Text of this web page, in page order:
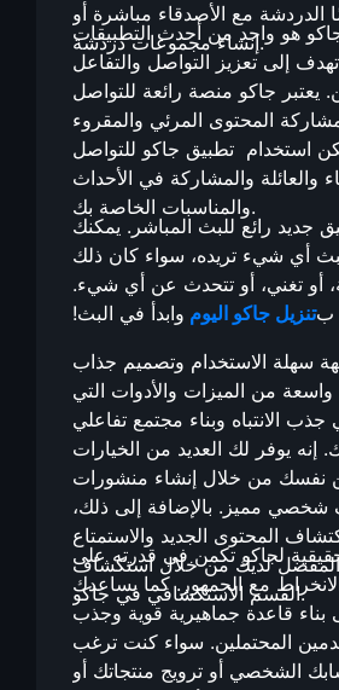
الدردشة مع الأصدقاء مباشرة أو
إنشاء مجموعات دردشة.
هو واحد من أحدث التطبيقات
تهدف إلى تعزيز التواصل والتفاعل
يعتبر جاكو منصة رائعة للتواصل
المحتوى المرئي والمقروء
استخدام تطبيق جاكو للتواصل
والعائلة والمشاركة في الأحداث
والمناسبات الخاصة بك.
جديد رائع للبث المباشر. يمكنك
أي شيء تريده، سواء كان ذلك
أو تغني، أو تتحدث عن أي شيء.
بتنزيل جاكو اليوم وابدأ في البث!
سهلة الاستخدام وتصميم جذاب
من الميزات والأدوات التي
الانتباه وبناء مجتمع تفاعلي
يوفر لك العديد من الخيارات
نفسك من خلال إنشاء منشورات
شخصي مميز. بالإضافة إلى ذلك،
المحتوى الجديد والاستمتاع
المفضل لديك من خلال استكشاف
القسم الاستكشافي في جاكو.
لجاكو تكمن في قدرته على
مع الجمهور. كما يساعدك
قاعدة جماهيرية قوية وجذب
المحتملين. سواء كنت ترغب
الشخصي أو ترويج منتجاتك أو